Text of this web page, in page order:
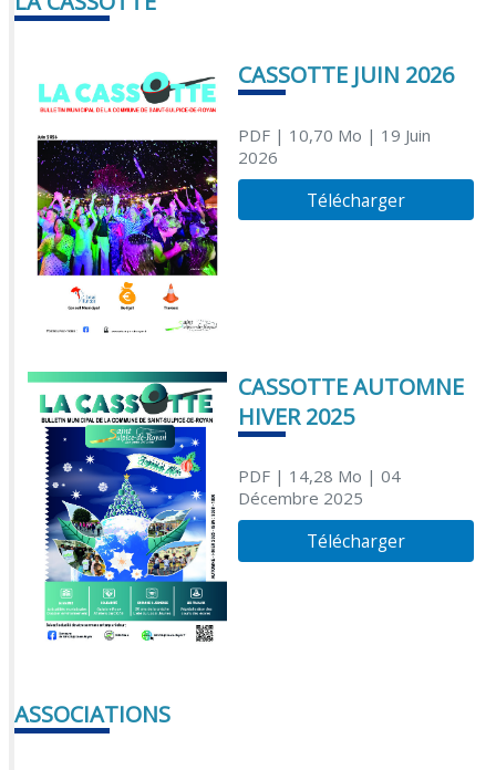
CASSOTTE JUIN 2026
PDF| 10,70 Mo | 19 Juin
2026
Télécharger
CASSOTTE AUTOMNE
HIVER 2025
PDF| 14,28 Mo | 04
Décembre 2025
Télécharger
ASSOCIATIONS